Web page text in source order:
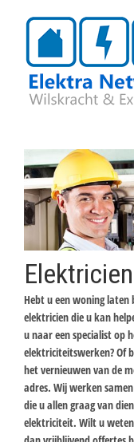
Hebt u een woning
elektricien die u kan
u naar een specialist op
elektriciteitswerken? Of
het vernieuwen van de
adres. Wij werken
die u allen graag van
elektriciteit. Wilt u